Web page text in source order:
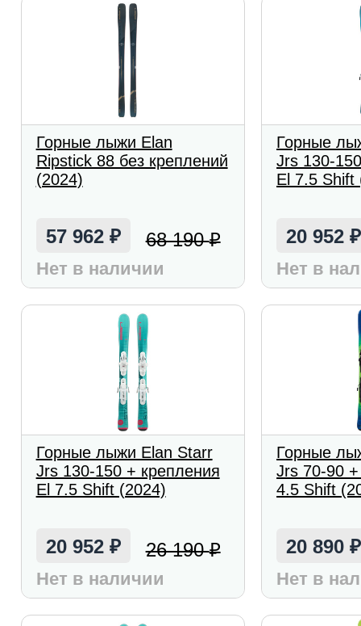
Горные лыжи Elan
Ripstick 88 без креплений
(2024)
57 962 ₽ 68 190₽
Нет в наличии
Горные
Jrs 130-
El 7.5 Shift
20 952₽
Нет в
Горные лыжи Elan Starr
Jrs 130-150 + крепления
El 7.5 Shift (2024)
20 952 ₽ 26 190₽
Нет в наличии
Горные
Jrs 70-90
4.5 Shift
20 890₽
Нет в